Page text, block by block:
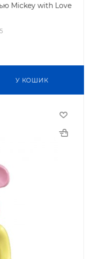
Mickey with Love
У КОШИК